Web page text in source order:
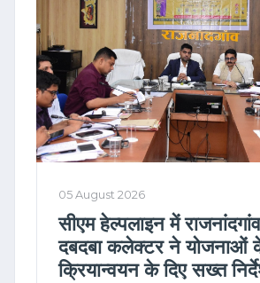
05 August 2026
सीएम हेल्पलाइन में
दबदबा कलेक्टर ने योजनाओं
क्रियान्वयन के दिए सख्त